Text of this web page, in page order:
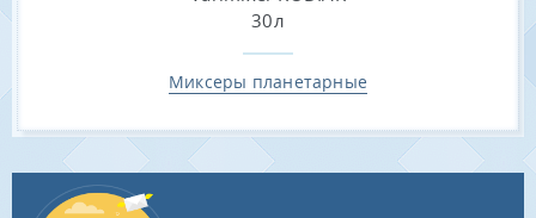
Миксеры планетарные